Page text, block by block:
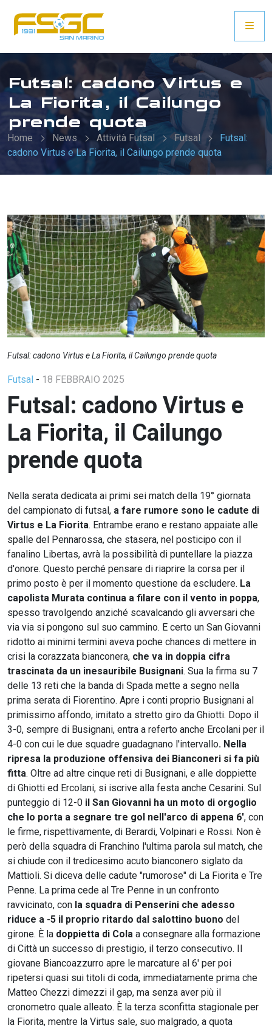
Futsal: cadono Virtus e
La Fiorita, il Cailungo
prende quota
Home News Attività Futsal Futsal
Futsal:
cadono Virtus e La Fiorita, il Cailungo prende quota
Futsal: cadono Virtus e La Fiorita, il Cailungo prende quota
Futsal - 18 FEBBRAIO 2025
Futsal: cadono Virtus e
La Fiorita, il Cailungo
prende quota
Nella serata dedicata ai primi sei match della 19° giornata
del campionato di futsal, a fare rumore sono le cadute di
Virtus e La Fiorita. Entrambe erano e restano appaiate alle
spalle del Pennarossa, che stasera, nel posticipo con il
fanalino Libertas, avrà la possibilità di puntellare la piazza
d'onore. Questo perché pensare di riaprire la corsa per il
primo posto è per il momento questione da escludere. La
capolista Murata continua a filare con il vento in poppa,
spesso travolgendo anziché scavalcando gli avversari che
via via si pongono sul suo cammino. E certo un San Giovanni
ridotto ai minimi termini aveva poche chances di mettere in
crisi la corazzata bianconera, che va in doppia cifra
trascinata da un inesauribile Busignani. Sua la firma su 7
delle 13 reti che la banda di Spada mette a segno nella
prima serata di Fiorentino. Apre i conti proprio Busignani al
primissimo affondo, imitato a stretto giro da Ghiotti. Dopo il
3-0, sempre di Busignani, entra a referto anche Ercolani per il
4-0 con cui le due squadre guadagnano l'intervallo. Nella
ripresa la produzione offensiva dei Bianconeri si fa più
fitta. Oltre ad altre cinque reti di Busignani, e alle doppiette
di Ghiotti ed Ercolani, si iscrive alla festa anche Cesarini. Sul
punteggio di 12-0 il San Giovanni ha un moto di orgoglio
che lo porta a segnare tre gol nell'arco di appena 6', con
le firme, rispettivamente, di Berardi, Volpinari e Rossi. Non è
però della squadra di Franchino l'ultima parola sul match, che
si chiude con il tredicesimo acuto bianconero siglato da
Mattioli. Si diceva delle cadute "rumorose" di La Fiorita e Tre
Penne. La prima cede al Tre Penne in un confronto
ravvicinato, con la squadra di Penserini che adesso
riduce a -5 il proprio ritardo dal salottino buono del
girone. È la doppietta di Cola a consegnare alla formazione
di Città un successo di prestigio, il terzo consecutivo. Il
giovane Biancoazzurro apre le marcature al 6' per poi
ripetersi quasi sui titoli di coda, immediatamente prima che
Matteo Chezzi dimezzi il gap, ma senza aver più il
cronometro quale alleato. È la terza sconfitta stagionale per
la Fiorita, mentre la Virtus sale, suo malgrado, a quota